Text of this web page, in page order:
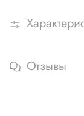
Отзывы